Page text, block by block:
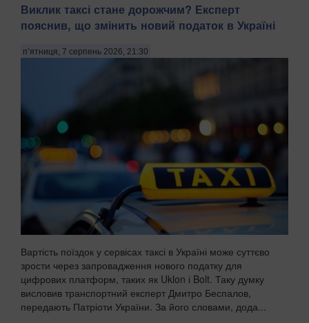
Виклик таксі стане дорожчим? Експерт
пояснив, що змінить новий податок в Україні
п’ятниця, 7 серпень 2026, 21:30
Вартість поїздок у сервісах таксі в Україні може суттєво
зрости через запровадження нового податку для
цифрових платформ, таких як Uklon і Bolt. Таку думку
висловив транспортний експерт Дмитро Беспалов,
передають Патріоти України. За його словами, дода...